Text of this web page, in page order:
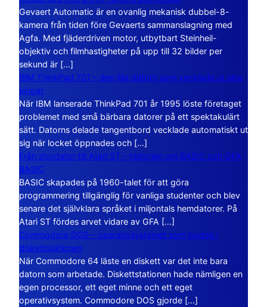
Gevaert Automatic är en ovanlig mekanisk dubbel-8-
kamera från tiden före Gevaerts sammanslagning med
Agfa. Med fjäderdriven motor, utbytbart Steinheil-
objektiv och filmhastigheter på upp till 32 bilder per
sekund är […]
IBM ThinkPad 701 – den lilla datorn som vecklade ut sina
vingar
När IBM lanserade ThinkPad 701 år 1995 löste företaget
problemet med små bärbara datorer på ett spektakulärt
sätt. Datorns delade tangentbord vecklade automatiskt ut
sig när locket öppnades och […]
Från stordator till Atari ST – historien om BASIC och GFA
BASIC
BASIC skapades på 1960-talet för att göra
programmering tillgänglig för vanliga studenter och blev
senare det självklara språket i miljontals hemdatorer. På
Atari ST fördes arvet vidare av GFA […]
Commodore DOS – operativsystemet som bodde i
diskettstationen
När Commodore 64 läste en diskett var det inte bara
datorn som arbetade. Diskettstationen hade nämligen en
egen processor, ett eget minne och ett eget
operativsystem. Commodore DOS gjorde […]